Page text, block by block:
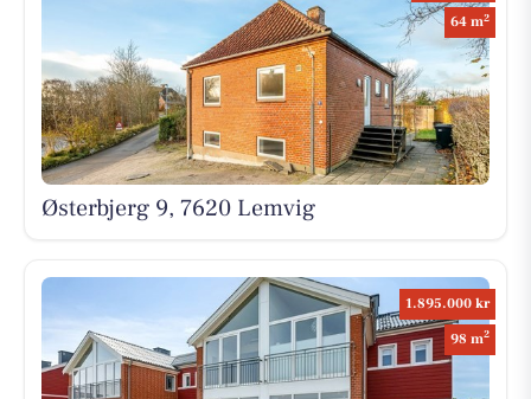
64 m2
Østerbjerg 9, 7620 Lemvig
1.895.000 kr
98 m2